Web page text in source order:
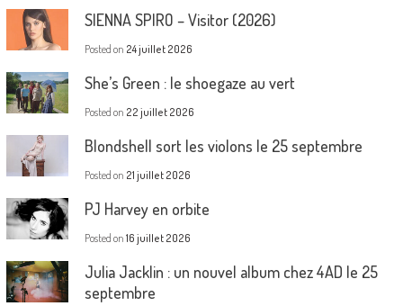
SIENNA SPIRO – Visitor (2026)
Posted on 24 juillet 2026
She’s Green : le shoegaze au vert
Posted on 22 juillet 2026
Blondshell sort les violons le 25 septembre
Posted on 21 juillet 2026
PJ Harvey en orbite
Posted on 16 juillet 2026
Julia Jacklin : un nouvel album chez 4AD le 25
septembre